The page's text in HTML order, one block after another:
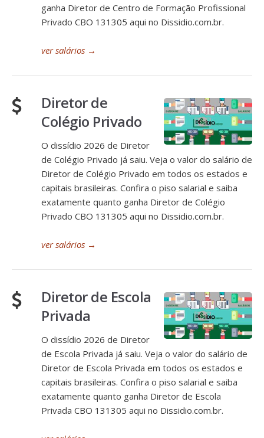
ganha Diretor de Centro de Formação Profissional
Privado CBO 131305 aqui no Dissidio.com.br.
ver salários →
Diretor de
Colégio Privado
O dissídio 2026 de Diretor
de Colégio Privado já saiu. Veja o valor do salário de
Diretor de Colégio Privado em todos os estados e
capitais brasileiras. Confira o piso salarial e saiba
exatamente quanto ganha Diretor de Colégio
Privado CBO 131305 aqui no Dissidio.com.br.
ver salários →
Diretor de Escola
Privada
O dissídio 2026 de Diretor
de Escola Privada já saiu. Veja o valor do salário de
Diretor de Escola Privada em todos os estados e
capitais brasileiras. Confira o piso salarial e saiba
exatamente quanto ganha Diretor de Escola
Privada CBO 131305 aqui no Dissidio.com.br.